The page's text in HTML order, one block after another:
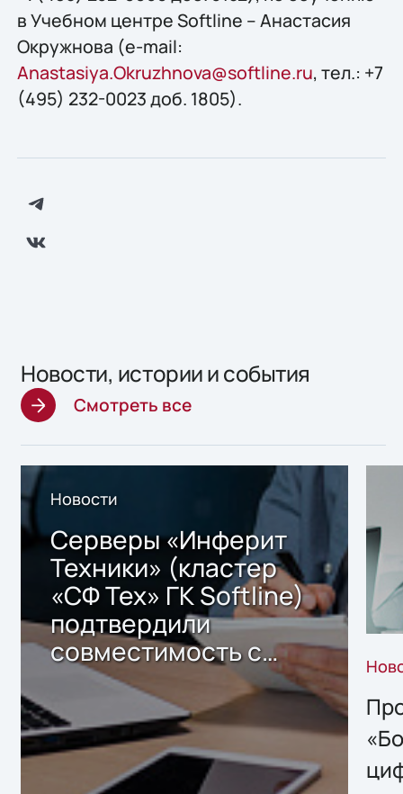
в Учебном центре Softline – Анастасия
Окружнова (e-mail:
Anastasiya.Okruzhnova@softline.ru, тел.: +7
(495) 232-0023 доб. 1805).
Новости, истории и события
Смотреть все
Новости
Серверы «Инферит
Техники» (кластер
«СФ Тех» ГК Softline)
подтвердили
совместимость с
решением Sharx
Storage 2.x для
хранения данных